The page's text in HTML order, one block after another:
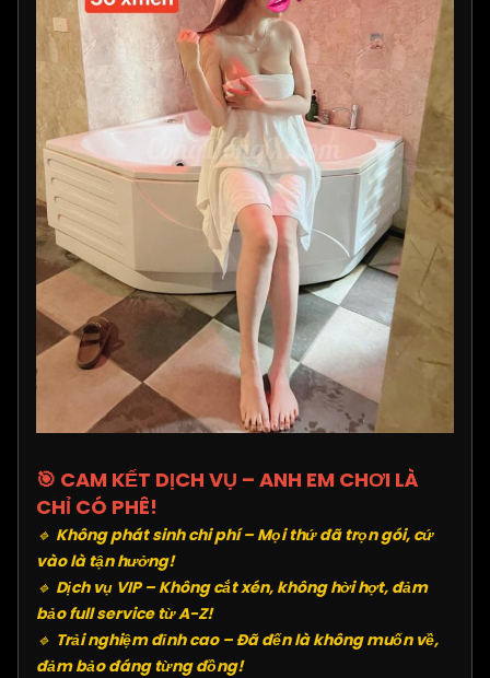
🎯 CAM KẾT DỊCH VỤ – ANH EM CHƠI LÀ
CHỈ CÓ PHÊ!
🔹 Không phát sinh chi phí – Mọi thứ đã trọn gói, cứ
vào là tận hưởng!
🔹 Dịch vụ VIP – Không cắt xén, không hời hợt, đảm
bảo full service từ A-Z!
🔹 Trải nghiệm đỉnh cao – Đã đến là không muốn về,
đảm bảo đáng từng đồng!